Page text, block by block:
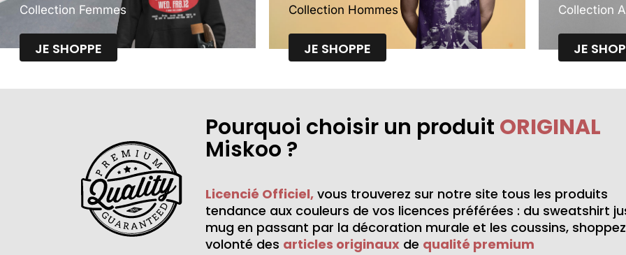
Collection Femmes
JE SHOPPE
Collection Hommes
JE SHOPPE
Collection
JE
Pourquoi choisir un produit ORIGINAL
Miskoo ?
Licencié Officiel, vous trouverez sur notre site tous les produits
tendance aux couleurs de vos licences préférées : du sweatshirt
mug en passant par la décoration murale et les coussins,
volonté des articles originaux de qualité premium